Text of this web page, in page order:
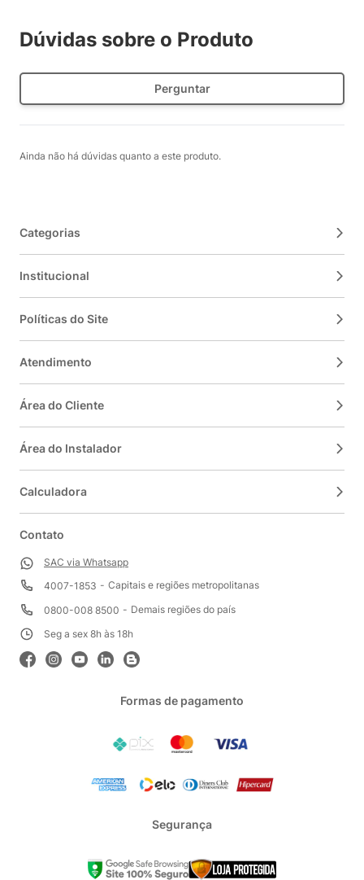
Dúvidas sobre o Produto
Perguntar
Ainda não há dúvidas quanto a este produto.
Categorias
Institucional
Políticas do Site
Atendimento
Área do Cliente
Área do Instalador
Calculadora
Contato
SAC via Whatsapp
4007-1853
Capitais e regiões metropolitanas
0800-008 8500
Demais regiões do país
Seg a sex 8h às 18h
Formas de pagamento
Segurança